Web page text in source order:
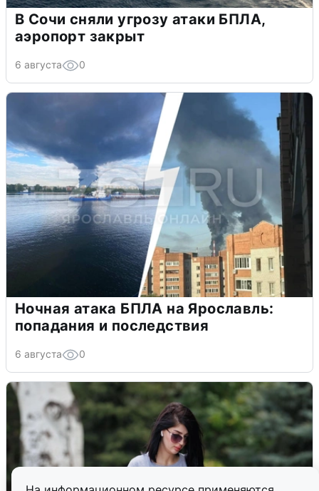
В Сочи сняли угрозу атаки БПЛА,
аэропорт закрыт
6 августа 0
Ночная атака БПЛА на Ярославль:
попадания и последствия
6 августа 0